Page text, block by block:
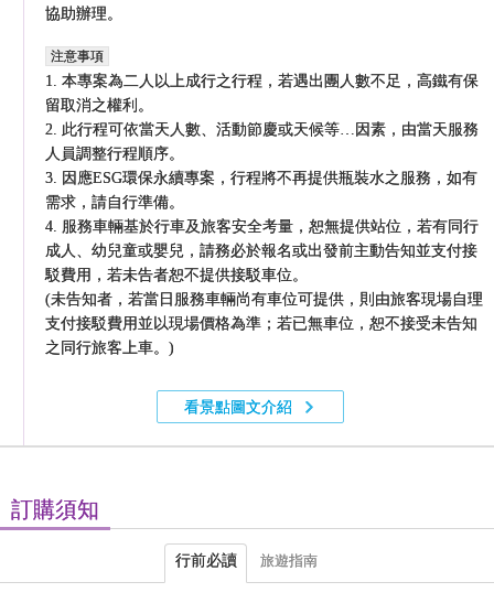
協助辦理。
注意事項
1. 本專案為二人以上成行之行程，若遇出團人數不足，高鐵有保
留取消之權利。
2. 此行程可依當天人數、活動節慶或天候等…因素，由當天服務
人員調整行程順序。
3. 因應ESG環保永續專案，行程將不再提供瓶裝水之服務，如有
需求，請自行準備。
4. 服務車輛基於行車及旅客安全考量，恕無提供站位，若有同行
成人、幼兒童或嬰兒，請務必於報名或出發前主動告知並支付接
駁費用，若未告者恕不提供接駁車位。
(未告知者，若當日服務車輛尚有車位可提供，則由旅客現場自理
支付接駁費用並以現場價格為準；若已無車位，恕不接受未告知
之同行旅客上車。)
看景點圖文介紹
訂購須知
行前必讀 旅遊指南